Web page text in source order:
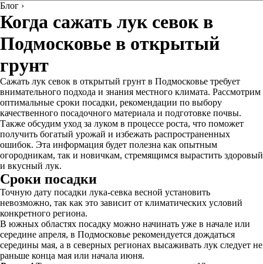
Блог ›
Когда сажать лук севок в
Подмосковье в открытый
грунт
Сажать лук севок в открытый грунт в Подмосковье требует
внимательного подхода и знания местного климата. Рассмотрим
оптимальные сроки посадки, рекомендации по выбору
качественного посадочного материала и подготовке почвы.
Также обсудим уход за луком в процессе роста, что поможет
получить богатый урожай и избежать распространенных
ошибок. Эта информация будет полезна как опытным
огородникам, так и новичкам, стремящимся вырастить здоровый
и вкусный лук.
Сроки посадки
Точную дату посадки лука-севка весной установить
невозможно, так как это зависит от климатических условий
конкретного региона.
В южных областях посадку можно начинать уже в начале или
середине апреля, в Подмосковье рекомендуется дождаться
середины мая, а в северных регионах высаживать лук следует не
раньше конца мая или начала июня.